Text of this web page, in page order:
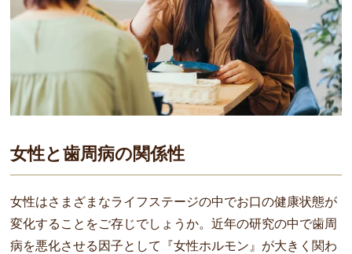
女性と歯周病の関係性
女性はさまざまなライフステージの中でお口の健康状態が
変化することをご存じでしょうか。近年の研究の中で歯周
病を悪化させる因子として『女性ホルモン』が大きく関わ